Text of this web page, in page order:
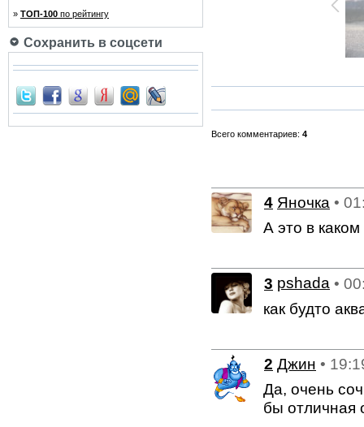
» ТОП-100 по рейтингу
Сохранить в соцсети
Всего комментариев: 4
4 Яночка •
А это в
3 pshada •
как будто
2 Джин •
Да, очень
бы отличная